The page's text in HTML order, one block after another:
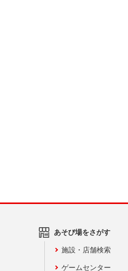
あそび場をさがす
施設・店舗検索
ゲームセンター